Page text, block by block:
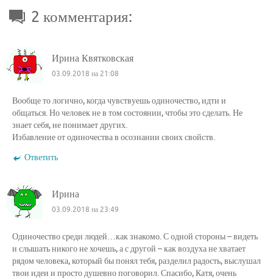
2 комментария:
Ирина Квятковская
03.09.2018 на 21:08
Вообще то логично, когда чувствуешь одиночество, идти и
общаться. Но человек не в том состоянии, чтобы это сделать. Не
знает себя, не понимает других.
Избавление от одиночества в осознании своих свойств.
Ответить
Ирина
03.09.2018 на 23:49
Одиночество среди людей…как знакомо. С одной стороны – видеть
и слышать никого не хочешь, а с другой – как воздуха не хватает
рядом человека, который бы понял тебя, разделил радость, выслушал
твои идеи и просто душевно поговорил. Спасибо, Катя, очень